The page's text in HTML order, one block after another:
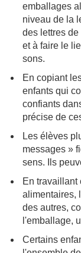
emballages
niveau de la
des lettres
et à faire le
sons.
En copiant
enfants qui
confiants
précise de
Les élèves
messages »
sens. Ils
En travaillant
alimentaires,
des autres,
l'emballage,
Certains